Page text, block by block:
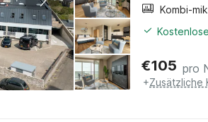
€105 pro
+Zusätzliche